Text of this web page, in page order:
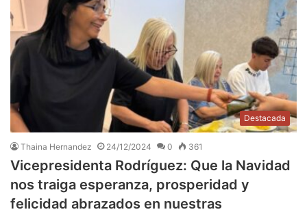
Destacada
Thaina Hernandez 24/12/2024 0 361
Vicepresidenta Rodríguez: Que la Navidad
nos traiga esperanza, prosperidad y
felicidad abrazados en nuestras